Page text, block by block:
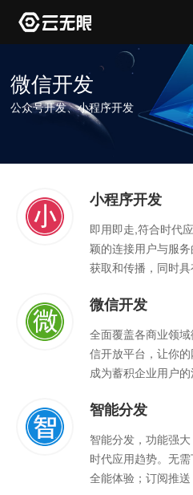
微信开发
公众号开发、小程序开发
小程序开发
即用即走,符合时代
颖的连接用户与服
获取和传播，同时具
微信开发
全面覆盖各商业领
信开放平台，让你的
成为蓄积企业用户的
智能分发
智能分发，功能强
时代应用趋势。无
全能体验；订阅推